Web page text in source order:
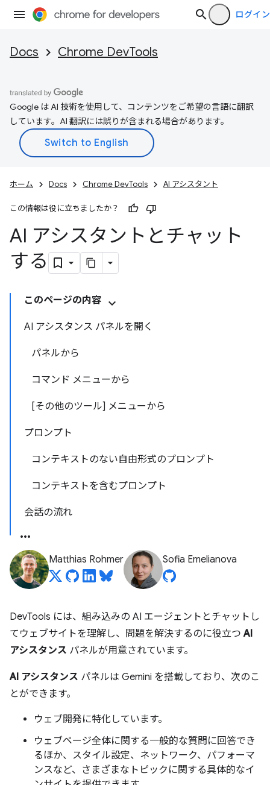
ログイン
Docs Chrome DevTools
Google は AI 技術を使用して、コンテンツをご希望の言語に翻訳
しています。AI 翻訳には誤りが含まれる場合があります。
ホーム Docs Chrome DevTools AI アシスタント
この情報は役に立ちましたか？
AI アシスタントとチャット
する
このページの内容
AI アシスタンス パネルを開く
パネルから
コマンド メニューから
[その他のツール] メニューから
プロンプト
コンテキストのない自由形式のプロンプト
コンテキストを含むプロンプト
会話の流れ
Matthias Rohmer Sofia Emelianova
DevTools には、組み込みの AI エージェントとチャットし
てウェブサイトを理解し、問題を解決するのに役立つAI
アシスタンス パネルが用意されています。
AI アシスタンス パネルは Gemini を搭載しており、次のこ
とができます。
ウェブ開発に特化しています。
ウェブページ全体に関する一般的な質問に回答でき
るほか、スタイル設定、ネットワーク、パフォーマ
ンスなど、さまざまなトピックに関する具体的なイ